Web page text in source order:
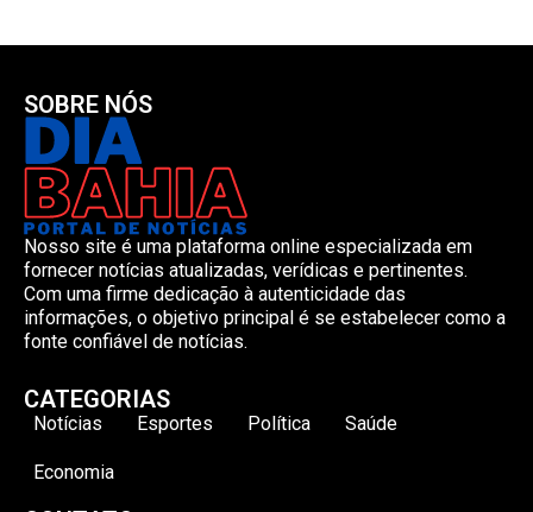
SOBRE NÓS
Nosso site é uma plataforma online especializada em
fornecer notícias atualizadas, verídicas e pertinentes.
Com uma firme dedicação à autenticidade das
informações, o objetivo principal é se estabelecer como a
fonte confiável de notícias.
CATEGORIAS
Notícias Esportes Política Saúde
Economia